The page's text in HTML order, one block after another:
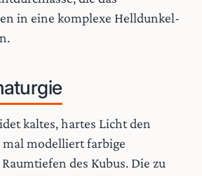
in eine komplexe Helldunkel-
kaltes, hartes Licht den
mal modelliert farbige
des Kubus. Die zu